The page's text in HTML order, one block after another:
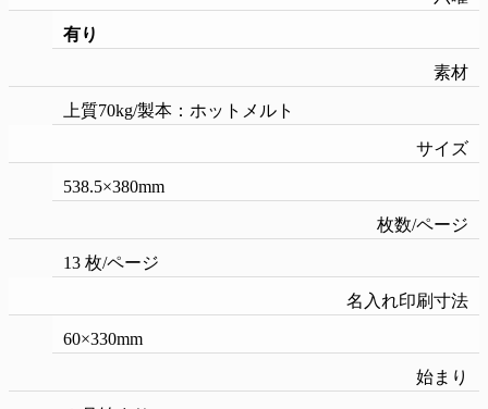
有り
素材
上質70kg/製本：ホットメルト
サイズ
538.5×380mm
枚数/ページ
13 枚/ページ
名入れ印刷寸法
60×330mm
始まり